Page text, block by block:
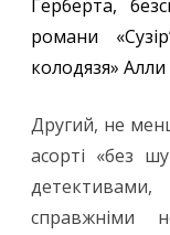
Герберта,
романи
колодязя»
Другий, не
асорті «без
справжніми